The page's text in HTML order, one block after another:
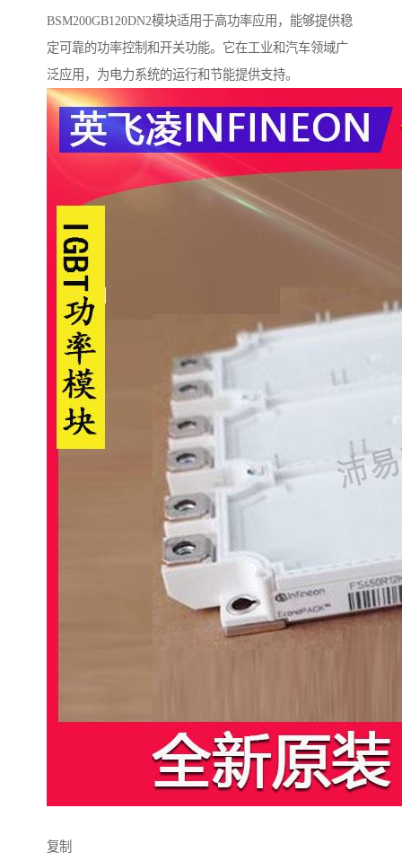
BSM200GB120DN2模块适用于高功率应用，能够提供稳
定可靠的功率控制和开关功能。它在工业和汽车领域广
泛应用，为电力系统的运行和节能提供支持。
复制